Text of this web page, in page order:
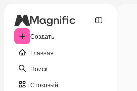
Создать
Главная
Поиск
Стоковый